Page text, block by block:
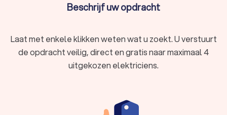
Beschrijf uw opdracht
Laat met enkele klikken weten wat u zoekt. U verstuurt
de opdracht veilig, direct en gratis naar maximaal 4
uitgekozen elektriciens.